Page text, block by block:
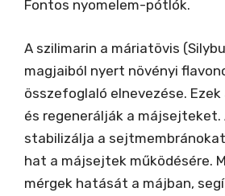
Fontos nyomelem-pótlók.
A szilimarin a máriatövis
magjaiból nyert növényi
összefoglaló elnevezése.
és regenerálják a májsejteket.
stabilizálja a
hat a májsejtek működésére.
mérgek hatását a májban,